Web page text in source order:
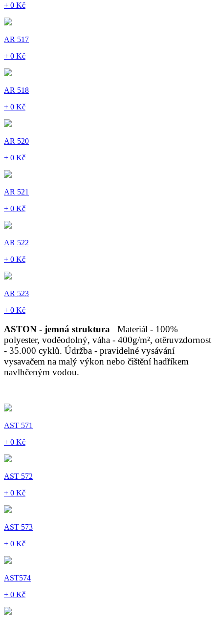
+ 0 Kč
AR 517
+ 0 Kč
AR 518
+ 0 Kč
AR 520
+ 0 Kč
AR 521
+ 0 Kč
AR 522
+ 0 Kč
AR 523
+ 0 Kč
ASTON - jemná struktura
Materiál - 100%
polyester, voděodolný, váha - 400g/m², otěruvzdornost
- 35.000 cyklů. Údržba - pravidelné vysávání
vysavačem na malý výkon nebo čištění hadříkem
navlhčeným vodou.
AST 571
+ 0 Kč
AST 572
+ 0 Kč
AST 573
+ 0 Kč
AST574
+ 0 Kč